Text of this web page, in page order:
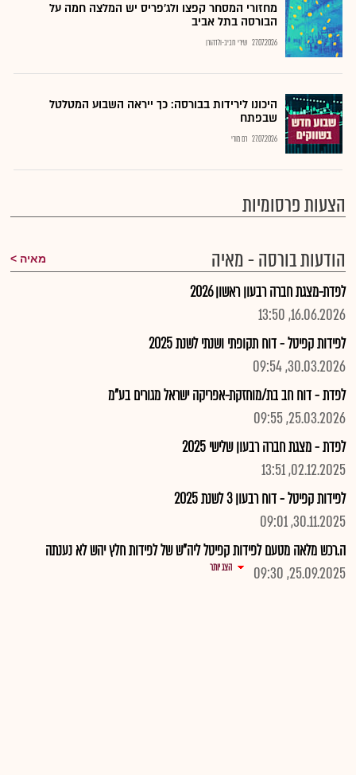
מחזורי המסחר קפצו ולג'פריס יש המלצה חמה על
הבורסה בתל אביב
27.07.2026 שירי חביב-ולדהורן
היכונו לירידות בבורסה: כך ייראה השבוע המטלטל
שבפתח
27.07.2026 רם מורי
הצעות פרסומיות
הודעות בורסה - מאיה
מאיה
לפדת-מצגת חברה רבעון ראשון 2026
16.06.2026, 13:50
לפידות קפיטל - דוח תקופתי ושנתי לשנת 2025
30.03.2026, 09:54
לפדת - דוח חב בת/מוחזקת-אפריקה ישראל מגורים בע"מ
25.03.2026, 09:55
לפדת - מצגת חברה רבעון שלישי 2025
02.12.2025, 13:51
לפידות קפיטל - דוח רבעון 3 לשנת 2025
30.11.2025, 09:01
ה.רכש מלאה מטעם לפידות קפיטל ליה"ש של לפידות חלץ יהש לא נענתה
25.09.2025, 09:30
הצג יותר